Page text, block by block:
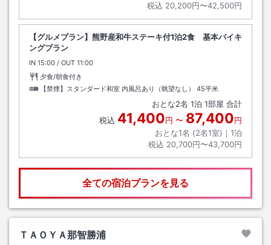
税込 20,200円〜42,500円
【グルメプラン】熊野産和牛ステーキ付1泊2食 基本バイキ
ングプラン
IN チェックイン
15:00 / OUT チェックアウト
11:00
夕食/朝食付き
【禁煙】スタンダード和室 内風呂あり（眺望なし）
45平米
おとな2名 1泊 1部屋 合計
税込 41,400円 〜 87,400円
おとな1名 (2名1室)｜ 1泊
税込 20,700円〜43,700円
全ての宿泊プランを見る
ＴＡＯＹＡ那智勝浦